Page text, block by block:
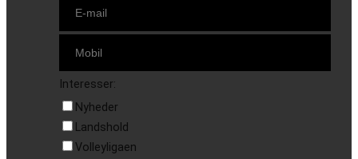
Interesser:
Nyheder
Landshold
Volleyligaen